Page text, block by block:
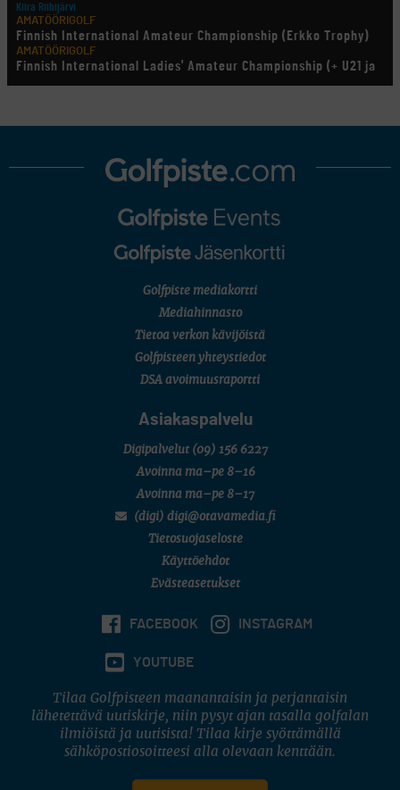
Kiira Riihijärvi
AMATÖÖRIGOLF
Finnish International Amateur Championship (Erkko Trophy)
AMATÖÖRIGOLF
Finnish International Ladies' Amateur Championship (+ U21 ja
U18/FJT/Aulanko)
LEGENDS TOUR
U.S. Women's Amateur Championship
Eeli Krankka, Lionel Mutikainen
Kivitippu Classic Invitational 2026
SM-reikäpeli (M50/Kymen Golf)
7 (U18 ja U21/pojat/Tahko)
Golfpiste mediakortti
Mediahinnasto
Tietoa verkon kävijöistä
Golfpisteen yhteystiedot
DSA avoimuusraportti
Asiakaspalvelu
Digipalvelut (09) 156 6227
Avoinna ma–pe 8–16
Avoinna ma–pe 8–17
(digi) digi@otavamedia.fi
Tietosuojaseloste
Käyttöehdot
Evästeasetukset
FACEBOOK INSTAGRAM
YOUTUBE
Tilaa Golfpisteen maanantaisin ja perjantaisin
lähetettävä uutiskirje, niin pysyt ajan tasalla golfalan
ilmiöistä ja uutisista! Tilaa kirje syöttämällä
sähköpostiosoitteesi alla olevaan kenttään.